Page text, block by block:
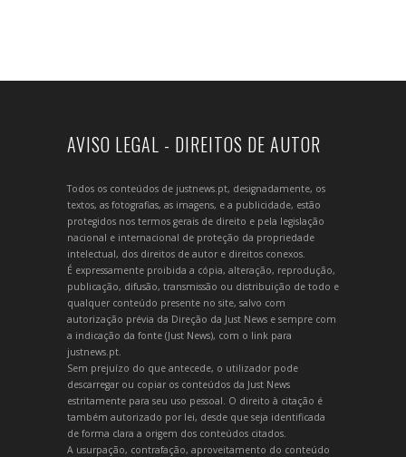
AVISO LEGAL - DIREITOS DE AUTOR
Todos os conteúdos de justnews.pt, designadamente, os
textos, as fotografias, as imagens, e a publicidade, estão
protegidos nos termos gerais de direito e pela legislação
nacional e internacional de proteção da propriedade
intelectual, dos direitos de autor e direitos conexos.
É expressamente proibida a cópia, alteração, reprodução,
publicação, difusão, transmissão ou distribuição de todo e
qualquer conteúdo presente no site, salvo com
autorização prévia da Direção da Just News e sempre com
a indicação da fonte (Just News), com o link para
justnews.pt.
Sem prejuízo do que antecede, o utilizador pode
descarregar ou copiar os conteúdos da Just News
estritamente para seu uso pessoal. O direito à citação é
também autorizado por lei, desde que seja identificada
de forma clara a origem dos conteúdos citados.
A usurpação, contrafação, aproveitamento do conteúdo